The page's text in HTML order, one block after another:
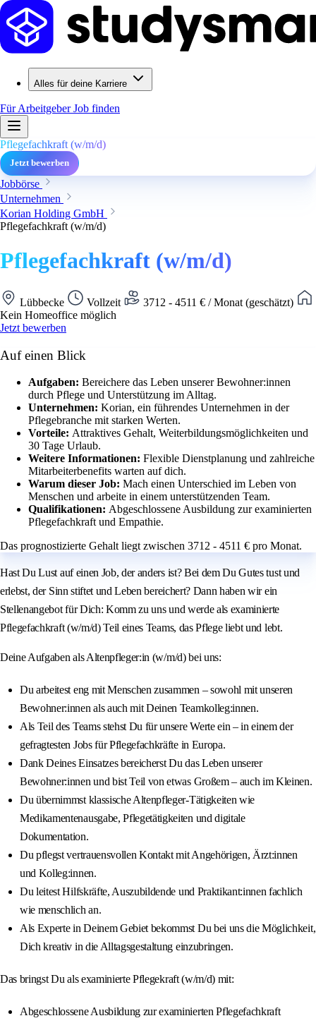
Alles für deine Karriere
Für ArbeitgeberJob finden
Pflegefachkraft (w/m/d)
Jetzt bewerben
Jobbörse
Unternehmen
Korian Holding GmbH
Pflegefachkraft (w/m/d)
Pflegefachkraft (w/m/d)
Lübbecke Vollzeit
3712 - 4511 € / Monat (geschätzt)
Kein Homeoffice möglich
Jetzt bewerben
Auf einen Blick
Aufgaben: Bereichere das Leben unserer Bewohner:innen
durch Pflege und Unterstützung im Alltag.
Unternehmen: Korian, ein führendes Unternehmen in der
Pflegebranche mit starken Werten.
Vorteile: Attraktives Gehalt, Weiterbildungsmöglichkeiten und
30 Tage Urlaub.
Weitere Informationen: Flexible Dienstplanung und zahlreiche
Mitarbeiterbenefits warten auf dich.
Warum dieser Job: Mach einen Unterschied im Leben von
Menschen und arbeite in einem unterstützenden Team.
Qualifikationen: Abgeschlossene Ausbildung zur examinierten
Pflegefachkraft und Empathie.
Das prognostizierte Gehalt liegt zwischen 3712 - 4511 € pro Monat.
Hast Du Lust auf einen Job, der anders ist? Bei dem Du Gutes tust und
erlebst, der Sinn stiftet und Leben bereichert? Dann haben wir ein
Stellenangebot für Dich: Komm zu uns und werde als examinierte
Pflegefachkraft (w/m/d) Teil eines Teams, das Pflege liebt und lebt.
Deine Aufgaben als Altenpfleger:in (w/m/d) bei uns:
Du arbeitest eng mit Menschen zusammen – sowohl mit unseren
Bewohner:innen als auch mit Deinen Teamkolleg:innen.
Als Teil des Teams stehst Du für unsere Werte ein – in einem der
gefragtesten Jobs für Pflegefachkräfte in Europa.
Dank Deines Einsatzes bereicherst Du das Leben unserer
Bewohner:innen und bist Teil von etwas Großem – auch im Kleinen.
Du übernimmst klassische Altenpfleger-Tätigkeiten wie
Medikamentenausgabe, Pflegetätigkeiten und digitale
Dokumentation.
Du pflegst vertrauensvollen Kontakt mit Angehörigen, Ärzt:innen
und Kolleg:innen.
Du leitest Hilfskräfte, Auszubildende und Praktikant:innen fachlich
wie menschlich an.
Als Experte in Deinem Gebiet bekommst Du bei uns die Möglichkeit,
Dich kreativ in die Alltagsgestaltung einzubringen.
Das bringst Du als examinierte Pflegekraft (w/m/d) mit:
Abgeschlossene Ausbildung zur examinierten Pflegefachkraft